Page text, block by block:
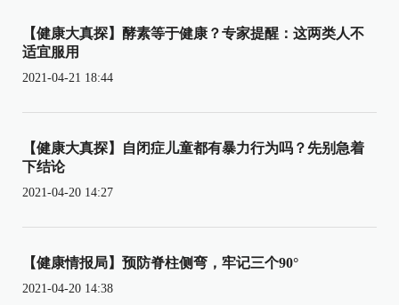
【健康大真探】酵素等于健康？专家提醒：这两类人不
适宜服用
2021-04-21 18:44
【健康大真探】自闭症儿童都有暴力行为吗？先别急着
下结论
2021-04-20 14:27
【健康情报局】预防脊柱侧弯，牢记三个90°
2021-04-20 14:38